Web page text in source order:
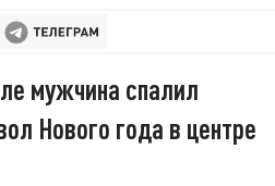
мужчина спалил
Нового года в центре